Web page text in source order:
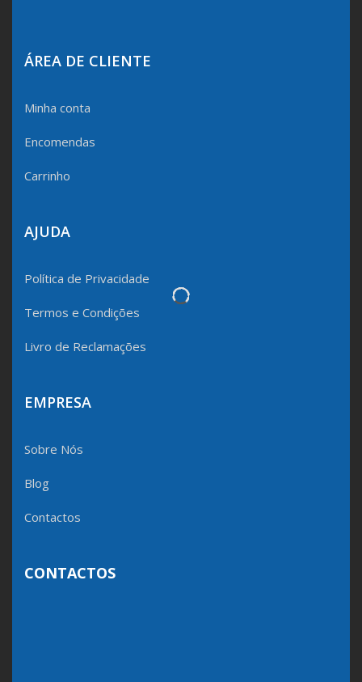
ÁREA DE CLIENTE
Minha conta
Encomendas
Carrinho
AJUDA
Política de Privacidade
Termos e Condições
Livro de Reclamações
EMPRESA
Sobre Nós
Blog
Contactos
CONTACTOS